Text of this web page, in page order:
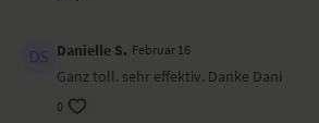
Danielle S. Februar 16
Ganz toll. sehr effektiv. Danke Dani
0